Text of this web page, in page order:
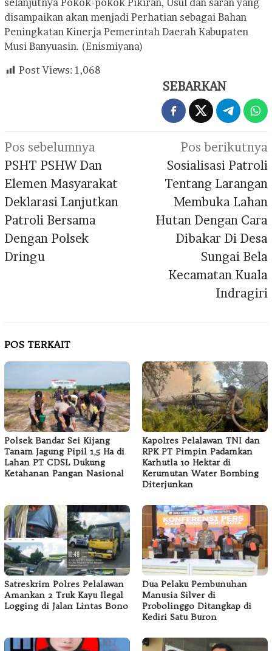
selanjutnya Pokok-pokok Pikiran, Usul dan saran yang
disampaikan akan menjadi Perhatian sebagai Bahan
Peningkatan Kinerja Pemerintah Daerah Kabupaten
Musi Banyuasin. (Enismiyana)
Post Views: 1,068
SEBARKAN
Navigasi
pos
Pos sebelumnya
PSHT PSHW Dan
Elemen Masyarakat
Deklarasi Lanjutkan
Patroli Bersama
Dengan Polsek
Dringu
Pos berikutnya
Sosialisasi Patroli
Tentang Larangan
Membuka Lahan
Hutan Dengan Cara
Dibakar Di Desa
Sungai Bela
Kecamatan Kuala
Indragiri
POS TERKAIT
Polsek Bandar Sei Kijang
Tanam Jagung Pipil 1,5 Ha di
Lahan PT CDSL Dukung
Ketahanan Pangan Nasional
Kapolres Pelalawan TNI dan
RPK PT Pimpin Padamkan
Karhutla 10 Hektar di
Kerumutan Water Bombing
Diterjunkan
Satreskrim Polres Pelalawan
Amankan 2 Truk Kayu Ilegal
Logging di Jalan Lintas Bono
Dua Pelaku Pembunuhan
Manusia Silver di
Probolinggo Ditangkap di
Kediri Satu Buron